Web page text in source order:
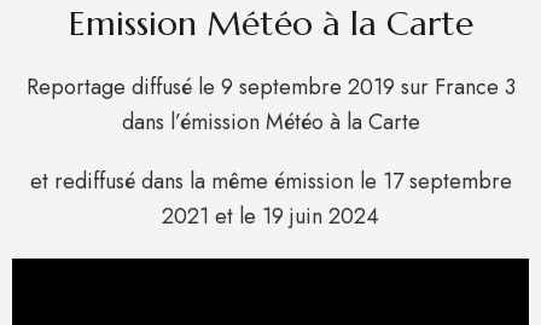
Emission Météo à la Carte
Reportage diffusé le 9 septembre 2019 sur France 3
dans l’émission Météo à la Carte
et rediffusé dans la même émission le 17 septembre
2021 et le 19 juin 2024